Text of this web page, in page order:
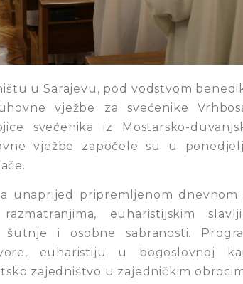
u Sarajevu, pod vodstvom
vježbe za svećenike
svećenika iz Mostarsko-
vježbe započele su u
unaprijed pripremljenom dnevnom
euharistijskim
i osobne sabranosti.
euharistiju u bogoslovnoj
zajedništvo u zajedničkim